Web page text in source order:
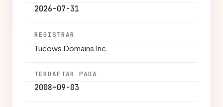
2026-07-31
REGISTRAR
Tucows Domains Inc.
TERDAFTAR PADA
2008-09-03